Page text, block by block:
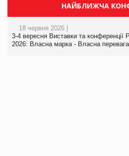
НАЙБЛИЖЧА
18 червня 2026 |
3-4 вересня Виставки та конференції
2026: Власна марка - Власна перевага